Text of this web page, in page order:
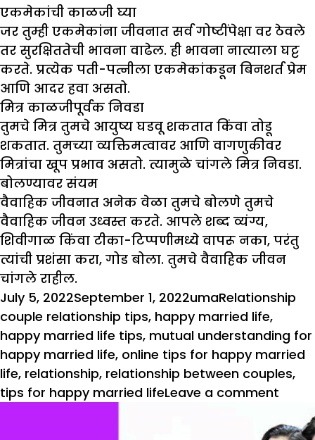
एकमेकांची काळजी घ्या
जर तुम्ही एकमेकांना जीवनात सर्व गोष्टींपेक्षा वर ठेवले
तर सुरक्षिततेची भावना वाढेल. ही भावना नात्याला घट्ट
करते. प्रत्येक पती-पत्नीला एकमेकांकडून बिनशर्त प्रेम
आणि आदर हवा असतो.
मित्र काळजीपूर्वक निवडा
तुमचे मित्र तुमचे आयुष्य घडवू शकतात किंवा तोडू
शकतात. तुमच्या व्यक्तिमत्वावर आणि वागणुकीवर
मित्रांचा खूप प्रभाव असतो. त्यामुळे चांगले मित्र निवडा.
बोलण्यावर संयम
वैवाहिक जीवनात अनेक वेळा तुमचे बोलणे तुमचे
वैवाहिक जीवन उध्वस्त करते. आपले शब्द व्यंग्य,
शिवीगाळ किंवा टीका-टिप्पणीमध्ये वापरू नका, परंतु
त्यांची प्रशंसा करा, गोड बोला. तुमचे वैवाहिक जीवन
चांगले राहील.
Posted
on
July 5, 2022September 1, 2022Author
umaCategories
Relationship
couple relationship tips, happy married life,
happy married life tips, mutual understanding for
happy married life, online tips for happy married
life, relationship, relationship between couples,
tips for happy married lifeLeave a comment
जीवन